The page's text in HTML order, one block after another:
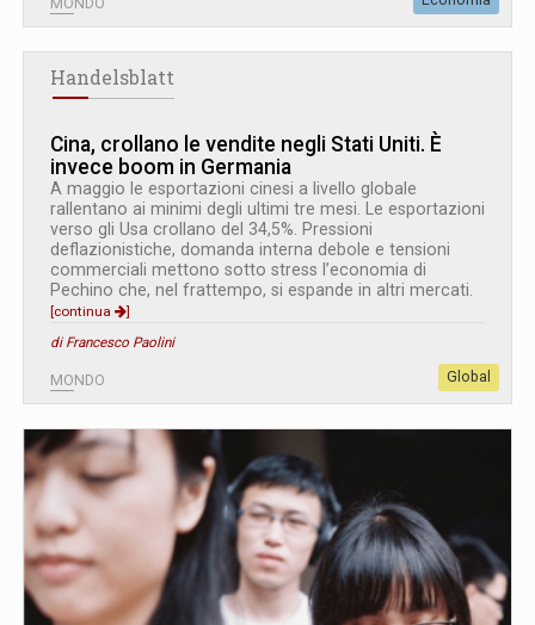
Handelsblatt
Cina, crollano le vendite negli Stati Uniti. È
invece boom in Germania
A maggio le esportazioni cinesi a livello globale
rallentano ai minimi degli ultimi tre mesi. Le esportazioni
verso gli Usa crollano del 34,5%. Pressioni
deflazionistiche, domanda interna debole e tensioni
commerciali mettono sotto stress l’economia di
Pechino che, nel frattempo, si espande in altri mercati.
[continua
]
di Francesco Paolini
MONDO Global